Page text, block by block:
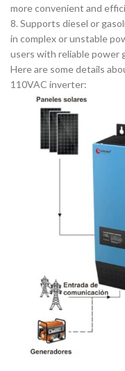
more convenient and
8. Supports diesel or
in complex or unstable
users with reliable power
Here are some details
110VAC inverter: